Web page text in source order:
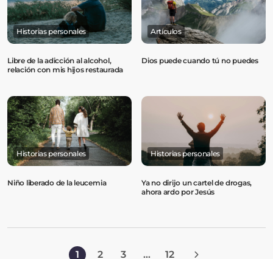
Historias personales
Libre de la adicción al alcohol,
relación con mis hijos restaurada
Artículos
Dios puede cuando tú no puedes
Historias personales
Niño liberado de la leucemia
Historias personales
Ya no dirijo un cartel de drogas,
ahora ardo por Jesús
1 2 3 ... 12